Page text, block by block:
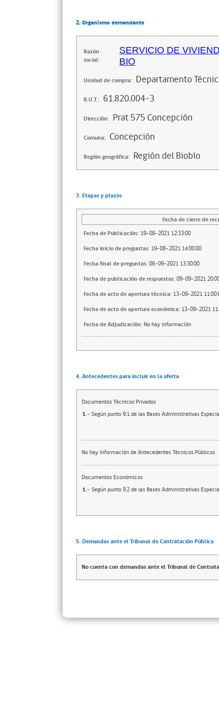
2. Organismo demandante
Razón
social:
SERVICIO DE
BIO
Unidad de compra: Departamento
R.U.T.: 61.820.004-3
Dirección: Prat 575 Concepción
Comuna: Concepción
Región geográfica: Región del Biobío
3. Etapas y plazos
Fecha de cierre de
Fecha de Publicación: 19-08-2021 12:33:00
Fecha inicio de preguntas: 19-08-2021 14:00:00
Fecha final de preguntas: 06-09-2021 13:30:00
Fecha de publicación de respuestas: 09-09-2021
Fecha de acto de apertura técnica: 13-09-2021
Fecha de acto de apertura económica: 13-09-2021
Fecha de Adjudicación: No hay información
4. Antecedentes para incluir en la oferta
Documentos Técnicos Privados
1.- Según punto 9.1 de las Bases Administrativas
No hay información de Antecedentes Técnicos Públicos
Documentos Económicos
1.- Según punto 9.2 de las Bases Administrativas
5. Demandas ante el Tribunal de Contratación Pública
No cuenta con demandas ante el Tribunal de